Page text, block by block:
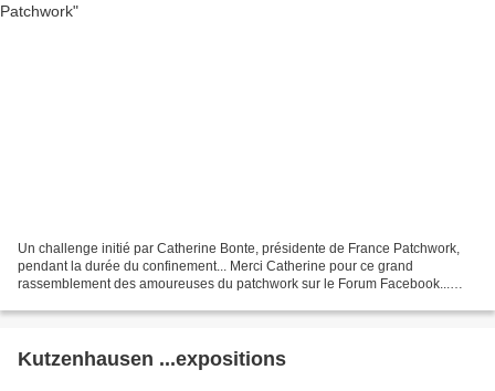
Un challenge initié par Catherine Bonte, présidente de France Patchwork,
pendant la durée du confinement... Merci Catherine pour ce grand
rassemblement des amoureuses du patchwork sur le Forum Facebook...
Kutzenhausen ...expositions